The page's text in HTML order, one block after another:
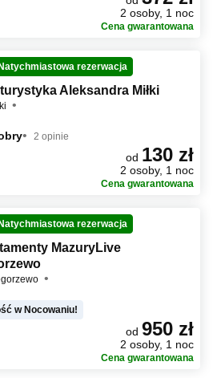
2 osoby, 1 noc
Cena gwarantowana
Natychmiastowa rezerwacja
Aleksandra Miłki
2 opinie
od 130 zł
2 osoby, 1 noc
Cena gwarantowana
Natychmiastowa rezerwacja
MazuryLive
w Nocowaniu!
od 950 zł
2 osoby, 1 noc
Cena gwarantowana